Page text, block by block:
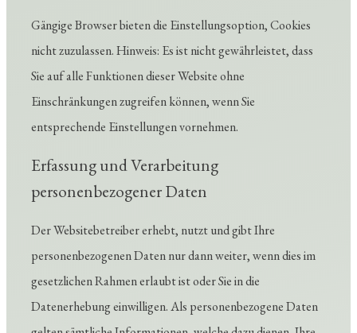
Gängige Browser bieten die Einstellungsoption, Cookies
nicht zuzulassen. Hinweis: Es ist nicht gewährleistet, dass
Sie auf alle Funktionen dieser Website ohne
Einschränkungen zugreifen können, wenn Sie
entsprechende Einstellungen vornehmen.
Erfassung und Verarbeitung
personenbezogener Daten
Der Websitebetreiber erhebt, nutzt und gibt Ihre
personenbezogenen Daten nur dann weiter, wenn dies im
gesetzlichen Rahmen erlaubt ist oder Sie in die
Datenerhebung einwilligen. Als personenbezogene Daten